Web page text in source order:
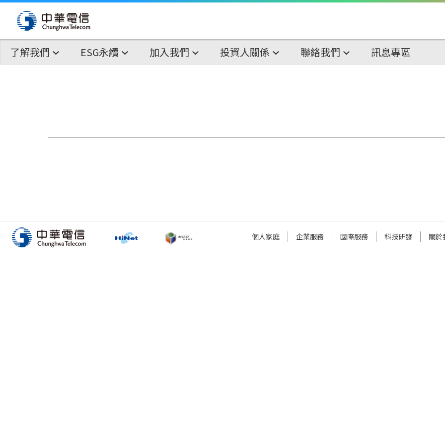
了解我們 ESG永續 加入我們 投資人關係 聯絡我們 訊息專區
個人家庭 企業服務 國際服務 科技研發 關於